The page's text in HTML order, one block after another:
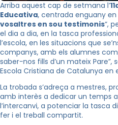
Arriba aquest cap de setmana l’
Educativa, centrada enguany en
vosaltres en sou testimonis“,
el dia a dia, en la tasca
l’escola, en les situacions que
companys, amb els alumnes
saber-nos fills d’un mateix Pare”,
Escola Cristiana de Catalunya en
La trobada s’adreça a mestres,
amb interès a dedicar un temps
l’intercanvi, a potenciar la tasca
fer i el treball compartit.